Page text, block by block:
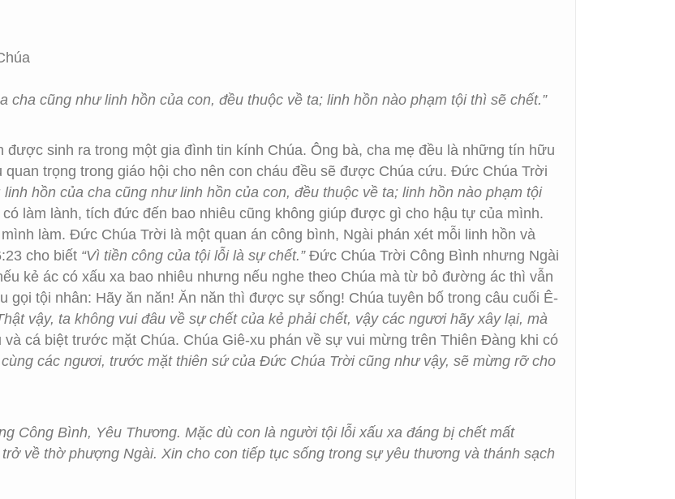
cha cũng như linh hồn của con, đều thuộc về ta; linh hồn nào phạm tội thì sẽ chết.”
sinh ra trong một gia đình tin kính Chúa. Ông bà, cha mẹ đều là những tín hữu
trọng trong giáo hội cho nên con cháu đều sẽ được Chúa cứu. Đức Chúa Trời
linh hồn của cha cũng như linh hồn của con, đều thuộc về ta; linh hồn nào phạm tội
làm lành, tích đức đến bao nhiêu cũng không giúp được gì cho hậu tự của mình.
làm. Đức Chúa Trời là một quan án công bình, Ngài phán xét mỗi linh hồn và
cho biết “Vì tiền công của tội lỗi là sự chết.”Đức Chúa Trời Công Bình nhưng Ngài
kẻ ác có xấu xa bao nhiêu nhưng nếu nghe theo Chúa mà từ bỏ đường ác thì vẫn
tội nhân: Hãy ăn năn! Ăn năn thì được sự sống! Chúa tuyên bố trong câu cuối Ê-
vậy, ta không vui đâu về sự chết của kẻ phải chết, vậy các ngươi hãy xây lại, mà
cá biệt trước mặt Chúa. Chúa Giê-xu phán về sự vui mừng trên Thiên Đàng khi có
cùng các ngươi, trước mặt thiên sứ của Đức Chúa Trời cũng như vậy, sẽ mừng rỡ cho
Công Bình, Yêu Thương. Mặc dù con là người tội lỗi xấu xa đáng bị chết mất
về thờ phượng Ngài. Xin cho con tiếp tục sống trong sự yêu thương và thánh sạch